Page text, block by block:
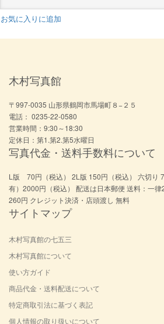
お気に入りに追加
木村写真館
〒997-0035 山形県鶴岡市馬場町８−２５
電話： 0235-22-0580
営業時間：9:30～18:30
定休日：第1.第2.第5水曜日
写真代金・送料手数料について
L版 70円（税込） 2L版 150円（税込） 六切り
有）2000円（税込） 配送は日本郵便 送料：一
260円 クレジット決済・店頭渡し 無料
サイトマップ
木村写真館の七五三
木村写真館について
使い方ガイド
商品代金・送料配送について
特定商取引法に基づく表記
個人情報の取り扱いについて